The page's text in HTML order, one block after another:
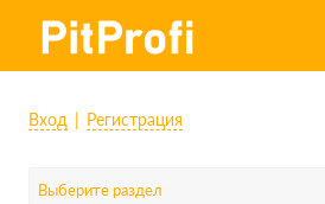
Вход Регистрация
Выберите раздел